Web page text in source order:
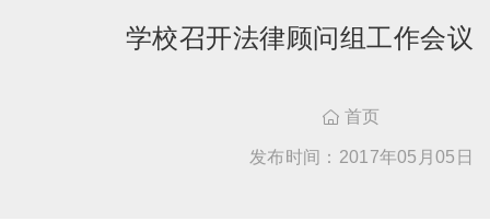
学校召开法律顾问组工作会议
 首页
发布时间：2017年05月05日